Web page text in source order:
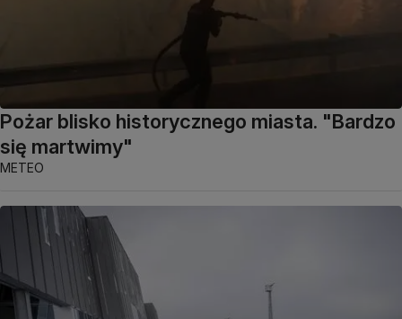
Pożar blisko historycznego miasta. "Bardzo
się martwimy"
METEO